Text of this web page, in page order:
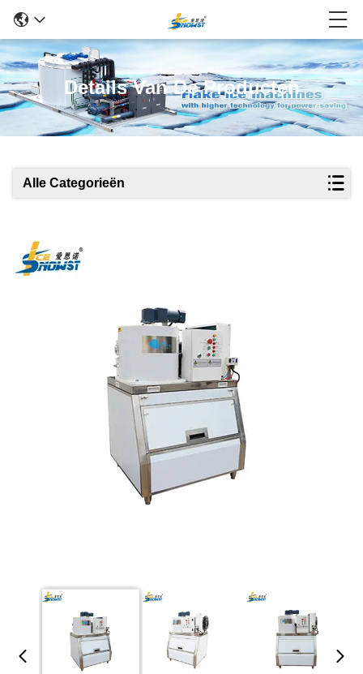
Details Van De Producten
Alle Categorieën